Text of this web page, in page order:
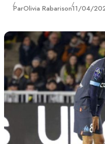
ParOlivia RabarisonPublié
11/04/